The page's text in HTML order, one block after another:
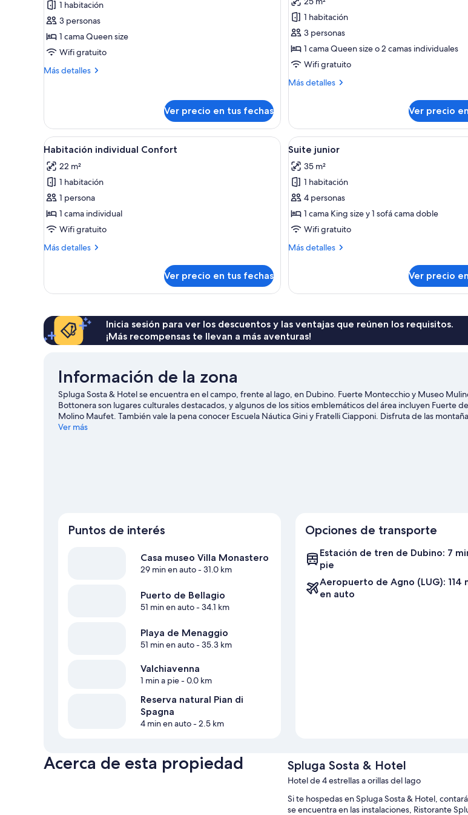
Habitación
doble
estándar
1 habitación
3 personas
1 cama Queen size
Wifi gratuito
Más detalles
Más
estándar
Ver precio en tus fechas
Habitación
ejecutiva
con
1
cama
doble
individuales
1 habitación
3 personas
1 cama Queen size o 2 camas individuales
Wifi gratuito
Más detalles
Más
ejecutiva
con
1
doble
o
individuales
Ver precio
Ver
todas
las
fotos
de
Habitación
individual
Una habitación de hotel con una cama, un escritorio pequeño con una computadora,
4
Habitación individual Confort
22 m²
1 habitación
1 persona
1 cama individual
Wifi gratuito
Más detalles
Más
individual
Ver precio en tus fechas
Ver
todas
las
fotos
de
Suite
junior
Un dormitorio
4
Suite junior
35 m²
1 habitación
4 personas
1 cama King size y 1 sofá cama doble
Wifi gratuito
Más detalles
Más
junior
Ver precio
Inicia sesión para ver los descuentos y las ventajas que reúnen los requisitos.
¡Más recompensas te llevan a más aventuras!
Información de la zona
Spluga Sosta & Hotel se encuentra en el campo, frente al lago, en Dubino. Fuerte Montecchio y Museo
Bottonera son lugares culturales destacados, y algunos de los sitios emblemáticos del área incluyen Fuerte
Molino Maufet. También vale la pena conocer Escuela Náutica Gini y Fratelli Ciapponi. Disfruta de las
de ski cross-country, pistas de ski alpino y áreas de snowboard, y aprovecha para practicar actividades como
Ver más
Puntos de interés
Casa museo Villa Monastero
29 min en auto- 31.0 km
Puerto de Bellagio
51 min en auto- 34.1 km
Playa de Menaggio
51 min en auto- 35.3 km
Valchiavenna
1 min a pie- 0.0 km
Reserva natural Pian di
Spagna
4 min en auto- 2.5 km
Opciones de transporte
Estación de tren de Dubino: 7
pie
Aeropuerto de Agno (LUG): 114
en auto
Acerca de esta propiedad Spluga Sosta & Hotel
Hotel de 4 estrellas a orillas del lago
Si te hospedas en Spluga Sosta & Hotel,
se encuentra en las instalaciones, Ristorante